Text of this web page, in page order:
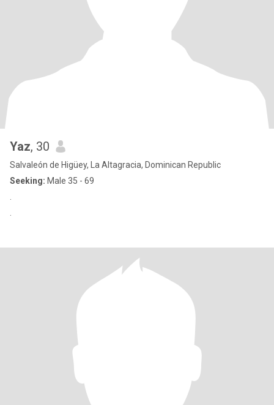
Yaz, 30
Salvaleón de Higüey, La Altagracia, Dominican Republic
Seeking: Male 35 - 69